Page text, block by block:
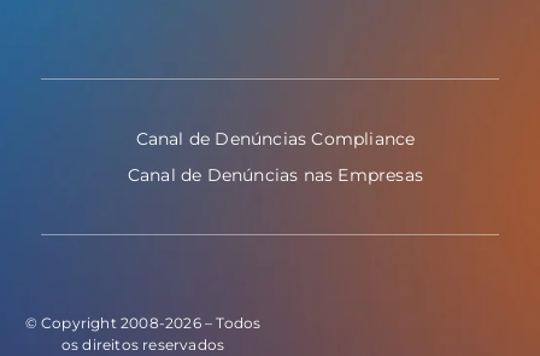
Canal de Denúncias Compliance
Canal de Denúncias nas Empresas
© Copyright 2008-2026 – Todos
os direitos reservados